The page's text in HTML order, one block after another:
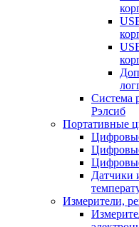
Система
Рэлсиб
Портативные
Датчики
Измерители,